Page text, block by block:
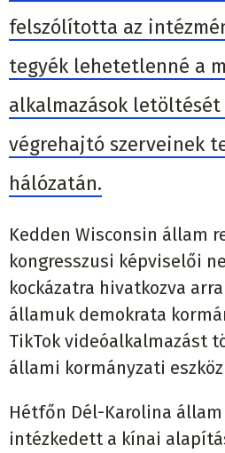
felszólította az
tegyék lehetetlenné a
alkalmazások letöltését
végrehajtó szerveinek
hálózatán.
Kedden Wisconsin állam
kongresszusi képviselői
kockázatra hivatkozva
államuk demokrata
TikTok videóalkalmazást
állami kormányzati
Hétfőn Dél-Karolina
intézkedett a kínai